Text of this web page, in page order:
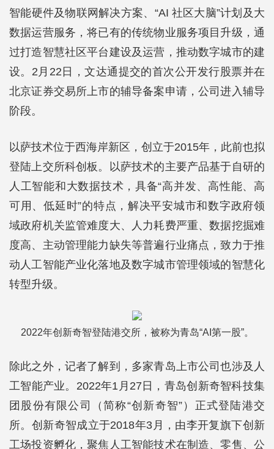
智能硬件及物联网解决方案、“AI 社区大脑”计划及大
数据运营服务，将已有的传统物业服务项目升级，通
过打造智慧社区平台建设及运营，推动数字城市的建
设。2月22日，文达通提交的首次公开发行股票并在
北京证券交易所上市的辅导备案申请，公司进入辅导
阶段。
以萨技术位于西海岸新区，创立于2015年，此前也拟
登陆上交所科创板。以萨技术的主要产品基于自研的
人工智能和大数据技术，具备“高并发、高性能、高
可用、低延时”的特点，解决平安城市和数字政府领
域政府机关监管难度大、人力耗费严重、数据挖掘难
度高、主动管理能力缺失等普遍行业痛点，致力于推
动人工智能产业化落地及数字城市管理领域的智慧化
转型升级。
2022年创新奇智登陆港交所，被称为青岛“AI第一股”。
除此之外，记者了解到，多家青岛上市公司也涉及人
工智能产业。2022年1月27日，青岛创新奇智科技集
团股份有限公司（简称“创新奇智”）正式登陆港交
所。创新奇智成立于2018年3月，由李开复旗下创新
工场投资孵化，聚焦人工智能技术在制造、零售、公